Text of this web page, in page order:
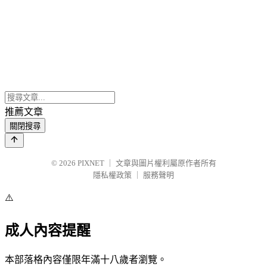
推薦文章
關閉搜尋
© 2026 PIXNET
文章與圖片權利屬原作者所有
隱私權政策
服務聲明
⚠️
成人內容提醒
本部落格內容僅限年滿十八歲者瀏覽。